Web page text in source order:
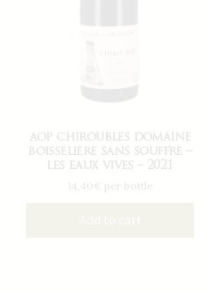
aop chiroubles domaine
boisseliere sans souffre –
les eaux vives – 2021
14,40€ per bottle